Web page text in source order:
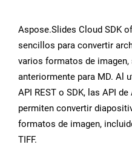
Aspose.Slides Cloud SDK
sencillos para convertir
varios formatos de
anteriormente para MD. Al
API REST o SDK, las API
permiten convertir
formatos de imagen,
TIFF.